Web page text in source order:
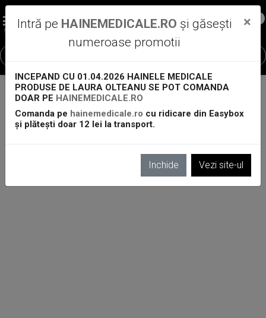
MENIU
0
Intră pe HAINEMEDICALE.RO și găsești
numeroase promotii
×
INCEPAND CU 01.04.2026 HAINELE MEDICALE
PRODUSE DE LAURA OLTEANU SE POT COMANDA
DOAR PE HAINEMEDICALE.RO
Comanda pe hainemedicale.ro cu ridicare din Easybox
și plătești doar 12 lei la transport.
Inchide Vezi site-ul
Acasa Echipamente De Protectie
Echipamente de protectie
Nu sunt produse în această categorie.